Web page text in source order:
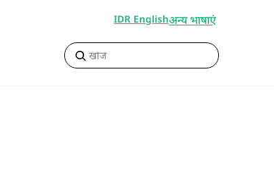
IDR Englishअन्य भाषाएं